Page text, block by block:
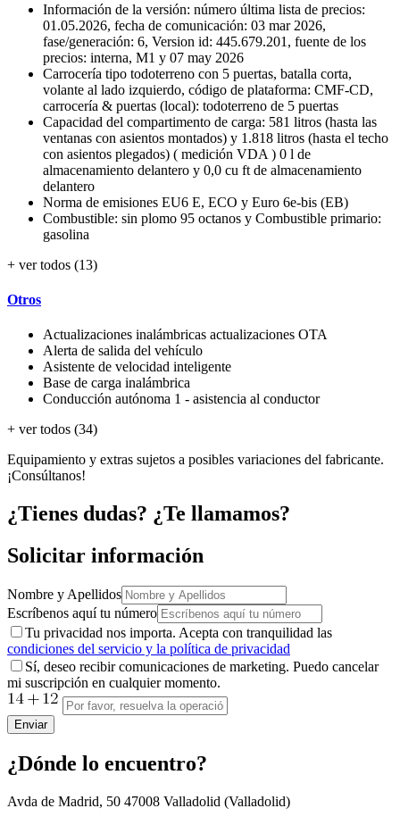
Información de la versión: número última lista de precios:
01.05.2026, fecha de comunicación: 03 mar 2026,
fase/generación: 6, Version id: 445.679.201, fuente de los
precios: interna, M1 y 07 may 2026
Carrocería tipo todoterreno con 5 puertas, batalla corta,
volante al lado izquierdo, código de plataforma: CMF-CD,
carrocería & puertas (local): todoterreno de 5 puertas
Capacidad del compartimento de carga: 581 litros (hasta las
ventanas con asientos montados) y 1.818 litros (hasta el techo
con asientos plegados) ( medición VDA ) 0 l de
almacenamiento delantero y 0,0 cu ft de almacenamiento
delantero
Norma de emisiones EU6 E, ECO y Euro 6e-bis (EB)
Combustible: sin plomo 95 octanos y Combustible primario:
gasolina
+ ver todos (13)
Otros
Actualizaciones inalámbricas actualizaciones OTA
Alerta de salida del vehículo
Asistente de velocidad inteligente
Base de carga inalámbrica
Conducción autónoma 1 - asistencia al conductor
+ ver todos (34)
Equipamiento y extras sujetos a posibles variaciones del fabricante.
¡Consúltanos!
¿Tienes dudas? ¿Te llamamos?
Solicitar información
Nombre y Apellidos
Escríbenos aquí tu número
Tu privacidad nos importa. Acepta con tranquilidad las
condiciones del servicio y la política de privacidad
Sí, deseo recibir comunicaciones de marketing. Puedo cancelar
mi suscripción en cualquier momento.
Enviar
¿Dónde lo encuentro?
Avda de Madrid, 50 47008 Valladolid (Valladolid)